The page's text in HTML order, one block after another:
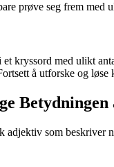
prøve seg frem
kryssord med ulikt
å utforske og
adjektiv som beskriver